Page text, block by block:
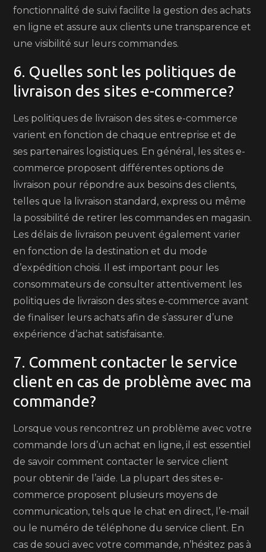
fonctionnalité de suivi facilite la gestion des achats
en ligne et assure aux clients une transparence et
une visibilité sur leurs commandes.
6. Quelles sont les politiques de
livraison des sites e-commerce?
Les politiques de livraison des sites e-commerce
varient en fonction de chaque entreprise et de
ses partenaires logistiques. En général, les sites e-
commerce proposent différentes options de
livraison pour répondre aux besoins des clients,
telles que la livraison standard, express ou même
la possibilité de retirer les commandes en magasin.
Les délais de livraison peuvent également varier
en fonction de la destination et du mode
d’expédition choisi. Il est important pour les
consommateurs de consulter attentivement les
politiques de livraison des sites e-commerce avant
de finaliser leurs achats afin de s’assurer d’une
expérience d’achat satisfaisante.
7. Comment contacter le service
client en cas de problème avec ma
commande?
Lorsque vous rencontrez un problème avec votre
commande lors d’un achat en ligne, il est essentiel
de savoir comment contacter le service client
pour obtenir de l’aide. La plupart des sites e-
commerce proposent plusieurs moyens de
communication, tels que le chat en direct, l’e-mail
ou le numéro de téléphone du service client. En
cas de souci avec votre commande, n’hésitez pas à